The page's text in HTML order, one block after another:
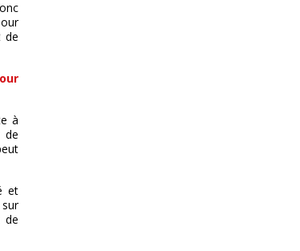
de
à
de
et
de